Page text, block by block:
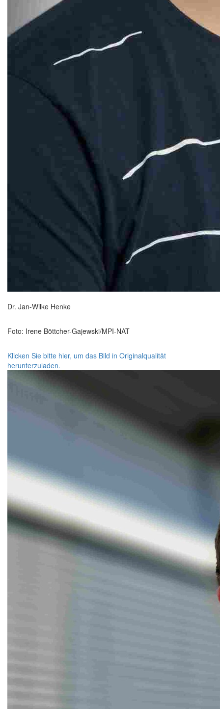
Dr. Jan-Wilke Henke
Foto: Irene Böttcher-Gajewski/MPI-NAT
Klicken Sie bitte hier, um das Bild in Originalqualität
herunterzuladen.